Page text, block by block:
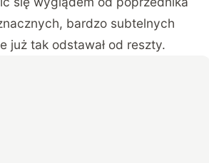
bardzo subtelnych
już tak odstawał od reszty.